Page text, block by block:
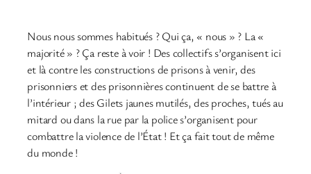
Nous nous sommes habitués ? Qui ça, « nous » ? La «
majorité » ? Ça reste à voir ! Des collectifs s’organisent ici
et là contre les constructions de prisons à venir, des
prisonniers et des prisonnières continuent de se battre à
l’intérieur ; des Gilets jaunes mutilés, des proches, tués au
mitard ou dans la rue par la police s’organisent pour
combattre la violence de l’État ! Et ça fait tout de même
du monde !